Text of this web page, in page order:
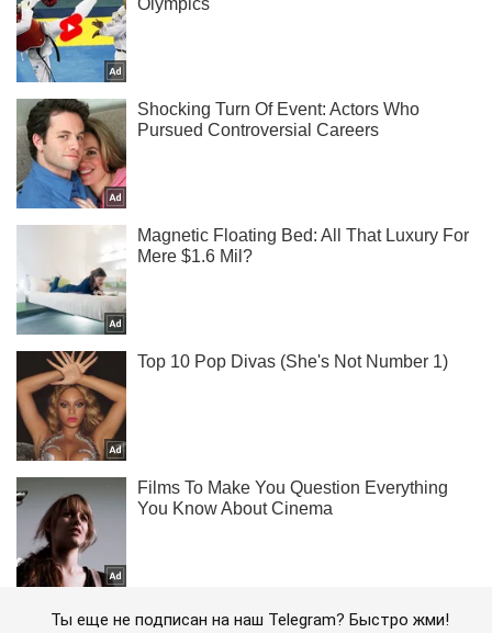
Ты еще не подписан на наш Telegram? Быстро жми!